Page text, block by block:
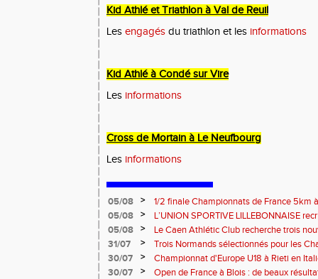
Kid Athlé et Triathlon à Val de Reuil
Les engagés du triathlon et les informations
Kid Athlé à Condé sur Vire
Les informations
Cross de Mortain à Le Neufbourg
Les informations
05/08 >
1/2 finale Championnats de France 5km
13 septembre 2026 : les informations
05/08 >
L’UNION SPORTIVE LILLEBONNAISE
rentrée 2026
05/08 >
Le Caen Athlétic Club recherche trois
civique à compter de septembre 2026
31/07 >
Trois Normands sélectionnés pour les
Eugene !
30/07 >
Championnat d'Europe U18 à Rieti en
normands
30/07 >
Open de France à Blois : de beaux